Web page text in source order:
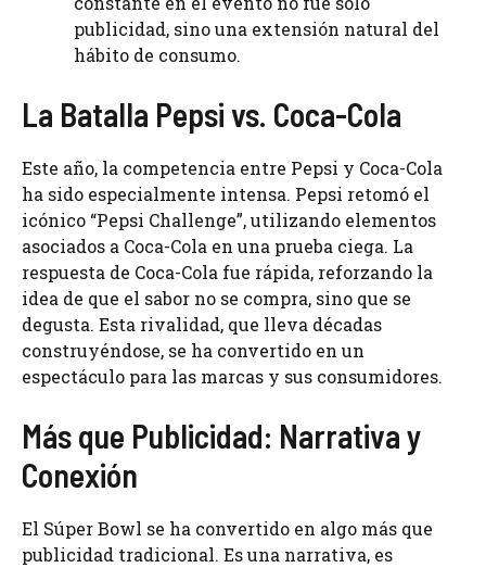
publicidad, sino una extensión natural del
hábito de consumo.
La Batalla Pepsi vs. Coca-Cola
Este año, la competencia entre Pepsi y Coca-Cola
ha sido especialmente intensa. Pepsi retomó el
icónico “Pepsi Challenge”, utilizando elementos
asociados a Coca-Cola en una prueba ciega. La
respuesta de Coca-Cola fue rápida, reforzando la
idea de que el sabor no se compra, sino que se
degusta. Esta rivalidad, que lleva décadas
construyéndose, se ha convertido en un
espectáculo para las marcas y sus consumidores.
Más que Publicidad: Narrativa y
Conexión
El Súper Bowl se ha convertido en algo más que
publicidad tradicional. Es una narrativa, es